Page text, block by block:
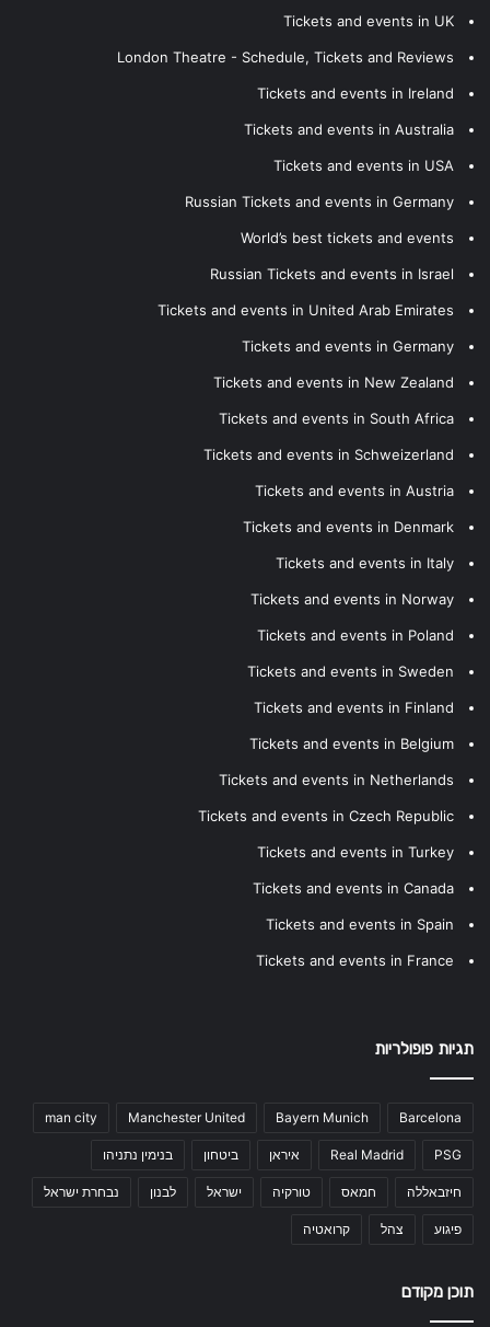
Tickets and events in UK
London Theatre - Schedule, Tickets and Reviews
Tickets and events in Ireland
Tickets and events in Australia
Tickets and events in USA
Russian Tickets and events in Germany
World’s best tickets and events
Russian Tickets and events in Israel
Tickets and events in United Arab Emirates
Tickets and events in Germany
Tickets and events in New Zealand
Tickets and events in South Africa
Tickets and events in Schweizerland
Tickets and events in Austria
Tickets and events in Denmark
Tickets and events in Italy
Tickets and events in Norway
Tickets and events in Poland
Tickets and events in Sweden
Tickets and events in Finland
Tickets and events in Belgium
Tickets and events in Netherlands
Tickets and events in Czech Republic
Tickets and events in Turkey
Tickets and events in Canada
Tickets and events in Spain
Tickets and events in France
תגיות פופולריות
Barcelona
Bayern Munich
Manchester United
man city
PSG
Real Madrid איראן ביטחון בנימין נתניהו
חיזבאללה חמאס טורקיה ישראל לבנון נבחרת ישראל
פיגוע צהל קרואטיה
תוכן מקודם